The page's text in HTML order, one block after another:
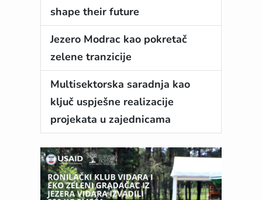
shape their future
Jezero Modrac kao pokretač
zelene tranzicije
Multisektorska saradnja kao
ključ uspješne realizacije
projekata u zajednicama